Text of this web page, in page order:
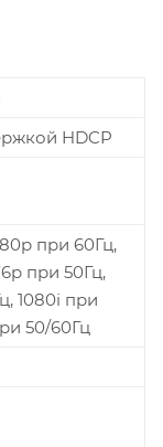
HDCP
при 60Гц,
при 50Гц,
1080i при
50/60Гц